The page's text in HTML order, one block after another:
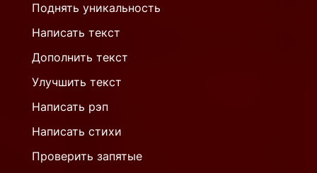
Поднять уникальность
Написать текст
Дополнить текст
Улучшить текст
Написать рэп
Написать стихи
Проверить запятые